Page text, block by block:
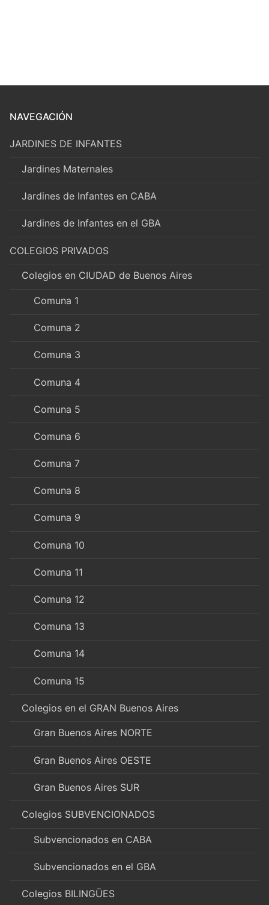
NAVEGACIÓN
JARDINES DE INFANTES
Jardines Maternales
Jardines de Infantes en CABA
Jardines de Infantes en el GBA
COLEGIOS PRIVADOS
Colegios en CIUDAD de Buenos Aires
Comuna 1
Comuna 2
Comuna 3
Comuna 4
Comuna 5
Comuna 6
Comuna 7
Comuna 8
Comuna 9
Comuna 10
Comuna 11
Comuna 12
Comuna 13
Comuna 14
Comuna 15
Colegios en el GRAN Buenos Aires
Gran Buenos Aires NORTE
Gran Buenos Aires OESTE
Gran Buenos Aires SUR
Colegios SUBVENCIONADOS
Subvencionados en CABA
Subvencionados en el GBA
Colegios BILINGÜES